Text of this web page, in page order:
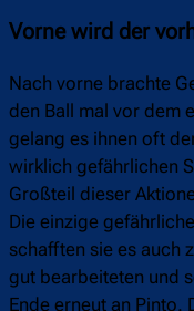
Vorne wird der
Nach vorne brachte
den Ball mal vor dem
gelang es ihnen oft
wirklich gefährlichen
Großteil dieser
Die einzige
schafften sie es auch
gut bearbeiteten und
Ende erneut an